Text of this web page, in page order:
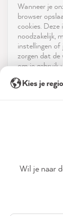
Service
Neem
Wanneer je
browser
cookies.
noodzakelijk,
instellingen
zorgen dat
om je gebruik
advertenties
akkoord (op
Kies je
Wil je naar